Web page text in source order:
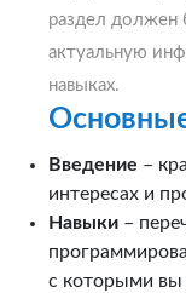
раздел должен
актуальную
навыках.
Введение –
интересах и
Навыки –
с которыми вы